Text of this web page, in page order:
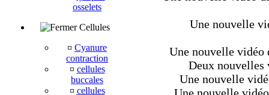
osselets
Cellules
¤ Cyanure
contraction
¤ cellules
buccales
¤ cellules
Une nouvelle
Une nouvelle vidéo
Deux nouvelles
Une nouvelle